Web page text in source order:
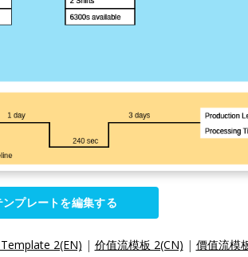
ンプレートを編集する
2(EN) | 价值流模板 2(CN) | 價值流模